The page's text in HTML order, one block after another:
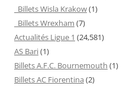
Billets Wisla Krakow(1)
Billets Wrexham (7)
Actualités Ligue 1 (24,581)
AS Bari(1)
Billets A.F.C. Bournemouth (1)
Billets AC Fiorentina (2)